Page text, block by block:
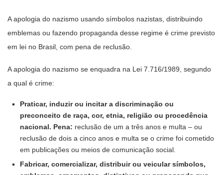
A apologia do nazismo usando símbolos nazistas, distribuindo
emblemas ou fazendo propaganda desse regime é crime previsto
em lei no Brasil, com pena de reclusão.
A apologia do nazismo se enquadra na Lei 7.716/1989, segundo
a qual é crime:
Praticar, induzir ou incitar a discriminação ou
preconceito de raça, cor, etnia, religião ou procedência
nacional. Pena: reclusão de um a três anos e multa – ou
reclusão de dois a cinco anos e multa se o crime foi cometido
em publicações ou meios de comunicação social.
Fabricar, comercializar, distribuir ou veicular símbolos,